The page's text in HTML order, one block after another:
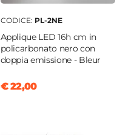
CODICE: PL-2NE
Applique LED 16h cm in
policarbonato nero con
doppia emissione - Bleur
€ 22,00